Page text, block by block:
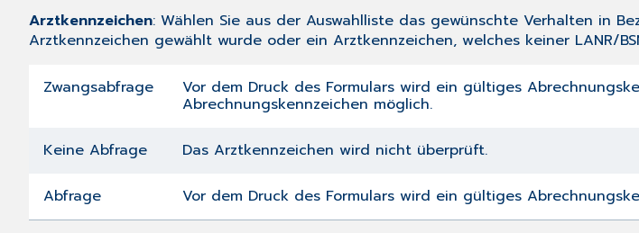
Arztkennzeichen: Wählen Sie aus der Auswahlliste das gewünschte Verhalten in
Arztkennzeichen gewählt wurde oder ein Arztkennzeichen, welches keiner LANR/
Zwangsabfrage Vor dem Druck des Formulars wird ein gültiges
Abrechnungskennzeichen möglich.
Keine Abfrage Das Arztkennzeichen wird nicht überprüft.
Abfrage Vor dem Druck des Formulars wird ein gültiges